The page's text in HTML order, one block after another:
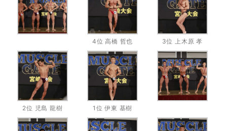
4位 高橋 哲也 3位 上木原 孝
2位 児島 龍樹 1位 伊東 基樹